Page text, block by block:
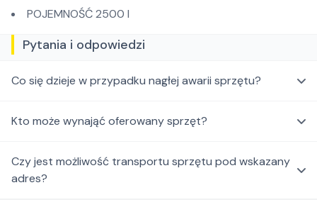
POJEMNOŚĆ 2500 l
Pytania i odpowiedzi
Co się dzieje w przypadku nagłej awarii sprzętu?
Kto może wynająć oferowany sprzęt?
Czy jest możliwość transportu sprzętu pod wskazany
adres?